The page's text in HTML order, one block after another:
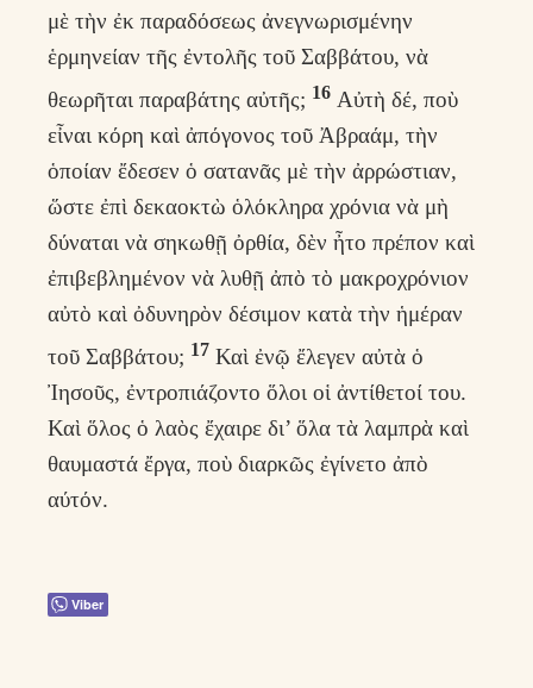
μὲ τὴν ἐκ παραδόσεως ἀνεγνωρισμένην
ἑρμηνείαν τῆς ἐντολῆς τοῦ Σαββάτου, νὰ
θεωρῆται παραβάτης αὐτῆς; 16 Αὐτὴ δέ, ποὺ
εἶναι κόρη καὶ ἀπόγονος τοῦ Ἀβραάμ, τὴν
ὁποίαν ἔδεσεν ὁ σατανᾶς μὲ τὴν ἀρρώστιαν,
ὥστε ἐπὶ δεκαοκτὼ ὁλόκληρα χρόνια νὰ μὴ
δύναται νὰ σηκωθῇ ὀρθία, δὲν ἦτο πρέπον καὶ
ἐπιβεβλημένον νὰ λυθῇ ἀπὸ τὸ μακροχρόνιον
αὐτὸ καὶ ὀδυνηρὸν δέσιμον κατὰ τὴν ἡμέραν
τοῦ Σαββάτου; 17 Καὶ ἐνῷ ἔλεγεν αὐτὰ ὁ
Ἰησοῦς, ἐντροπιάζοντο ὅλοι οἱ ἀντίθετοί του.
Καὶ ὅλος ὁ λαὸς ἔχαιρε δι’ ὅλα τὰ λαμπρὰ καὶ
θαυμαστά ἔργα, ποὺ διαρκῶς ἐγίνετο ἀπὸ
αύτόν.
Viber